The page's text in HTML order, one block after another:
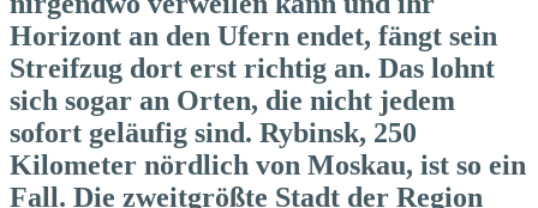
Horizont an den Ufern endet, fängt sein
Streifzug dort erst richtig an. Das lohnt
sich sogar an Orten, die nicht jedem
sofort geläufig sind. Rybinsk, 250
Kilometer nördlich von Moskau, ist so ein
Fall. Die zweitgrößte Stadt der Region